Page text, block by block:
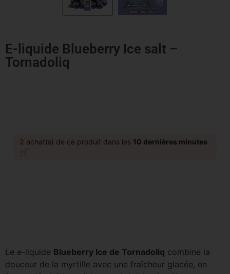
E-liquide Blueberry Ice salt –
Tornadoliq
2 achat(s) de ce produit dans les 10 dernières minutes
🛒
Le e-liquide Blueberry Ice de Tornadoliq combine la
douceur de la myrtille avec une fraîcheur glacée, en